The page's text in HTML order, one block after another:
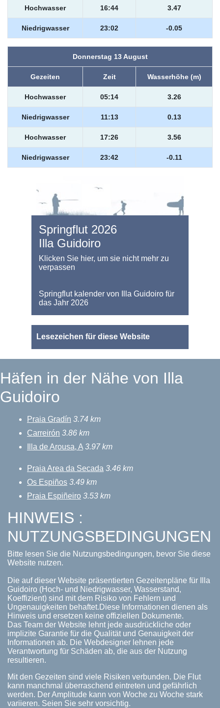
Hochwasser 16:44 3.47
Niedrigwasser 23:02 -0.05
Donnerstag 13 August
Gezeiten Zeit Wasserhöhe (m)
Hochwasser 05:14 3.26
Niedrigwasser 11:13 0.13
Hochwasser 17:26 3.56
Niedrigwasser 23:42 -0.11
Springflut 2026
Illa Guidoiro
Klicken Sie hier, um sie nicht mehr zu
verpassen
Springflut kalender von Illa Guidoiro für
das Jahr 2026
Lesezeichen für diese Website
Häfen in der Nähe von Illa
Guidoiro
Praia Gradín 3.74 km
Carreirón 3.86 km
Illa de Arousa, A 3.97 km
Praia Area da Secada 3.46 km
Os Espiños 3.49 km
Praia Espiñeiro 3.53 km
HINWEIS :
NUTZUNGSBEDINGUNGEN
Bitte lesen Sie die Nutzungsbedingungen, bevor Sie diese
Website nutzen.
Die auf dieser Website präsentierten Gezeitenpläne für Illa
Guidoiro (Hoch- und Niedrigwasser, Wasserstand,
Koeffizient) sind mit dem Risiko von Fehlern und
Ungenauigkeiten behaftet.Diese Informationen dienen als
Hinweis und ersetzen keine offiziellen Dokumente.
Das Team der Website lehnt jede ausdrückliche oder
implizite Garantie für die Qualität und Genauigkeit der
Informationen ab. Die Webdesigner lehnen jede
Verantwortung für Schäden ab, die aus der Nutzung
resultieren.
Mit den Gezeiten sind viele Risiken verbunden. Die Flut
kann manchmal überraschend eintreten und gefährlich
werden. Der Amplitude kann von Woche zu Woche stark
variieren. Seien Sie sehr vorsichtig.